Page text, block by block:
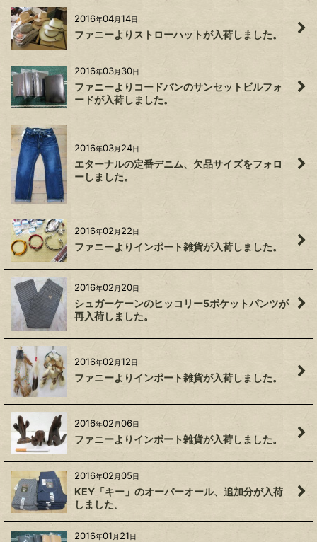
2016年04月14日
ファニーよりストローハットが入荷しました。
2016年03月 30日
ファニーよりコードバンのサンセットビルフォ
ードが入荷しました。
2016年03月 24日
エターナルの定番デニム、欠品サイズをフォロ
ーしました。
2016年02 月 22日
ファニーよりインポート雑貨が入荷しました。
2016年02 月 20日
シュガーケーンのヒッコリー5ポケットパンツが
再入荷しました。
2016年02 月12日
ファニーよりインポート雑貨が入荷しました。
2016年02 月06日
ファニーよりインポート雑貨が入荷しました。
2016年02 月05日
KEY「キー」のオーバーオール、追加分が入荷
しました。
2016年01 月 21日